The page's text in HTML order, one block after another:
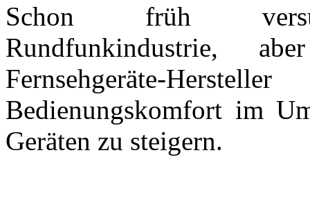
Schon früh
Rundfunkindustrie,
Fernsehgeräte-
Bedienungskomfort im
Geräten zu steigern.